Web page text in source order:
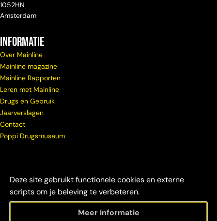
Deze site gebruikt functionele cookies en externe
scripts om je beleving te verbeteren.
Meer informatie
1052HN
Amsterdam
Informatie
Over Mainline
Mainline magazine
Mainline Rapporten
Leren met Mainline
Drugs en Gebruik
Jaarverslagen
Contact
Poppi Drugsmuseum